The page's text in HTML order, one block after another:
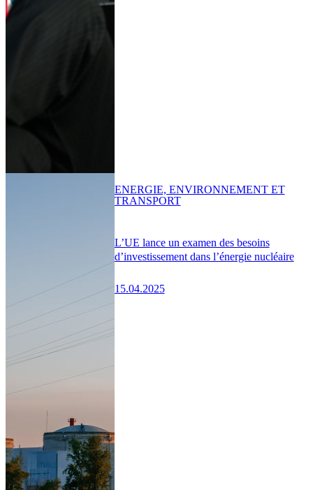
L’UE lance un examen des besoins
d’investissement dans l’énergie nucléaire
15.04.2025
ENERGIE, ENVIRONNEMENT ET
TRANSPORT